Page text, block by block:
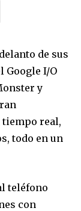
de sus
Google I/O
y
real,
todo en un
teléfono
con